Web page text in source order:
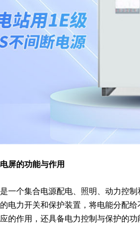
屏的功能与作用
是一个集合电源配电、照明、动力控
电力开关和保护装置，将电能分配
的作用，还具备电力控制与保护的